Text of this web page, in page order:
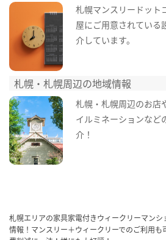
札幌マンスリードット
屋にご用意されている
介しています。
札幌・札幌周辺の地域情報
札幌・札幌周辺のお店
イルミネーションなど
介！
札幌エリアの家具家電付きウィークリーマン
情報！マンスリー＋ウィークリーでのご利用